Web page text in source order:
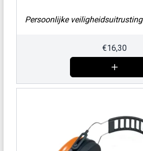
Persoonlijke veiligheidsuitrusting
€16,30